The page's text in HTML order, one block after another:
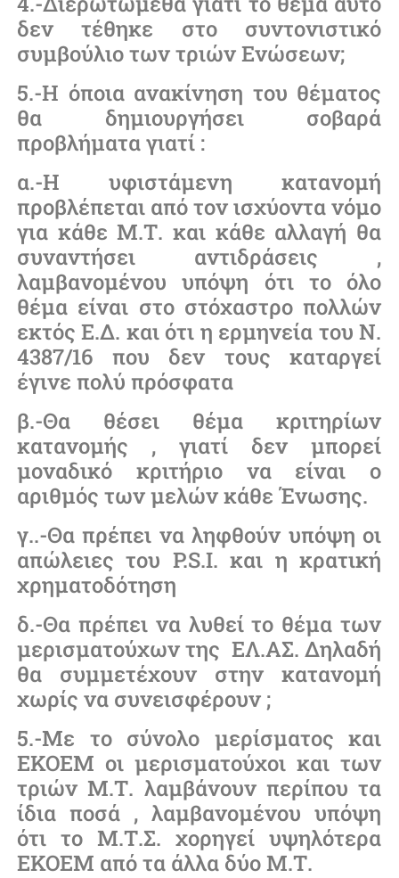
δεν τέθηκε στο συντονιστικό
συμβούλιο των τριών Ενώσεων;
5.-Η όποια ανακίνηση του θέματος
θα δημιουργήσει σοβαρά
προβλήματα γιατί :
α.-Η υφιστάμενη κατανομή
προβλέπεται από τον ισχύοντα νόμο
για κάθε Μ.Τ. και κάθε αλλαγή θα
συναντήσει αντιδράσεις ,
λαμβανομένου υπόψη ότι το όλο
θέμα είναι στο στόχαστρο πολλών
εκτός Ε.Δ. και ότι η ερμηνεία του Ν.
4387/16 που δεν τους καταργεί
έγινε πολύ πρόσφατα
β.-Θα θέσει θέμα κριτηρίων
κατανομής , γιατί δεν μπορεί
μοναδικό κριτήριο να είναι ο
αριθμός των μελών κάθε Ένωσης.
γ..-Θα πρέπει να ληφθούν υπόψη οι
απώλειες του P.S.I. και η κρατική
χρηματοδότηση
δ.-Θα πρέπει να λυθεί το θέμα των
μερισματούχων της ΕΛ.ΑΣ. Δηλαδή
θα συμμετέχουν στην κατανομή
χωρίς να συνεισφέρουν ;
5.-Με το σύνολο μερίσματος και
ΕΚΟΕΜ οι μερισματούχοι και των
τριών Μ.Τ. λαμβάνουν περίπου τα
ίδια ποσά , λαμβανομένου υπόψη
ότι το Μ.Τ.Σ. χορηγεί υψηλότερα
ΕΚΟΕΜ από τα άλλα δύο Μ.Τ.